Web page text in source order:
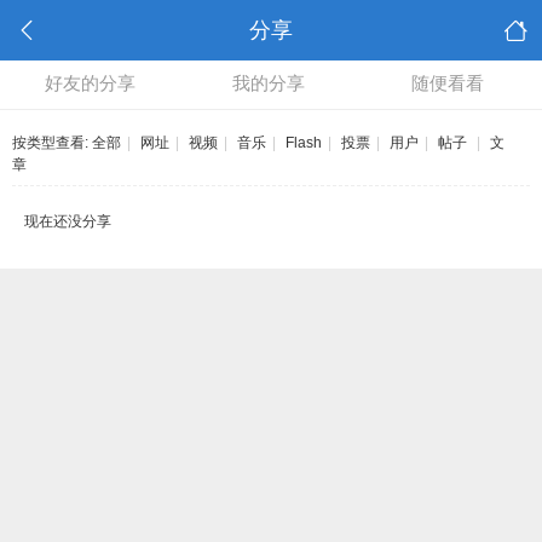
分享
好友的分享 我的分享 随便看看
按类型查看: 全部 网址 视频 音乐 Flash 投票 用户 帖子
文
章
现在还没分享